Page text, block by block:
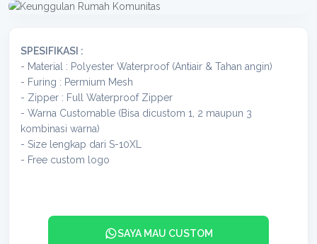
SPESIFIKASI :
- Material : Polyester Waterproof (Antiair & Tahan angin)
- Furing : Permium Mesh
- Zipper : Full Waterproof Zipper
- Warna Customable (Bisa dicustom 1, 2 maupun 3
kombinasi warna)
- Size lengkap dari S-10XL
- Free custom logo
SAYA MAU CUSTOM